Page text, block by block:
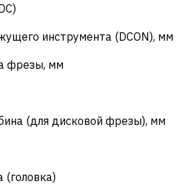
инструмента (DCON), мм
фрезы, мм
(для дисковой фрезы), мм